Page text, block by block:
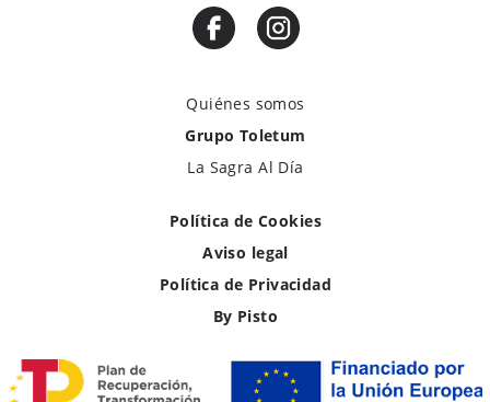
Quiénes somos
Grupo Toletum
La Sagra Al Día
Política de Cookies
Aviso legal
Política de Privacidad
By Pisto